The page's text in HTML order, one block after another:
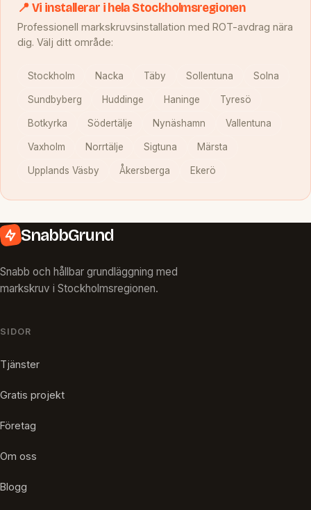
📍 Vi installerar i hela Stockholmsregionen
Professionell markskruvsinstallation med ROT-avdrag nära
dig. Välj ditt område:
Stockholm Nacka Täby Sollentuna Solna
Sundbyberg Huddinge Haninge Tyresö
Botkyrka Södertälje Nynäshamn Vallentuna
Vaxholm Norrtälje Sigtuna Märsta
Upplands Väsby Åkersberga Ekerö
SnabbGrund
Snabb och hållbar grundläggning med
markskruv i Stockholmsregionen.
SIDOR
Tjänster
Gratis projekt
Företag
Om oss
Blogg